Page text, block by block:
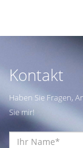
Kontakt
Haben Sie Fragen,
Sie mir!